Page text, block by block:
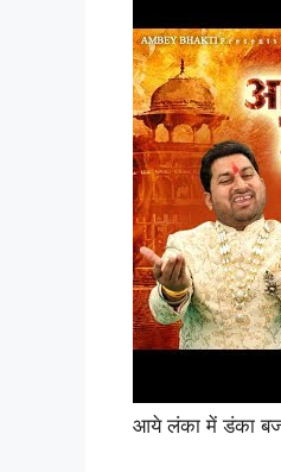
आये लंका में डंका